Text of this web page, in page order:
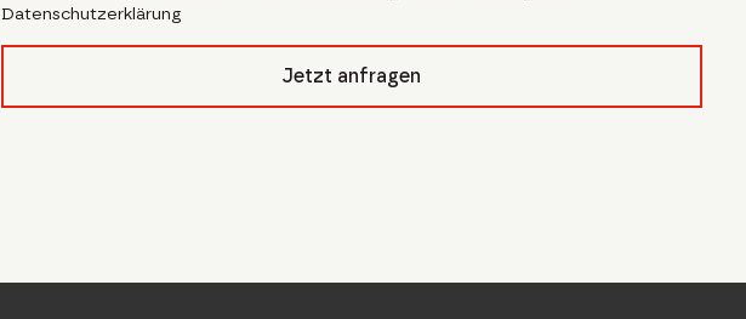
Datenschutzerklärung
Jetzt anfragen